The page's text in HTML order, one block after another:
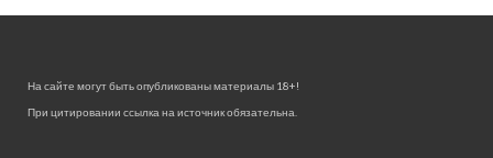
На сайте могут быть опубликованы материалы 18+!
При цитировании ссылка на источник обязательна.